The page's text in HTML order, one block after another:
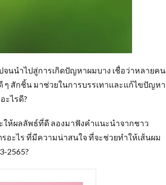
จนนำไปสู่การเกิดปัญหาผมบาง เชื่อว่าหลายคน
สักชิ้น มาช่วยในการบรรเทาและแก้ไขปัญหา
ะไรดี?
ให้ผลลัพธ์ที่ดี ลองมาฟังคำแนะนำจากชาว
อะไร ที่มีความน่าสนใจ ที่จะช่วยทำให้เส้นผม
2565?